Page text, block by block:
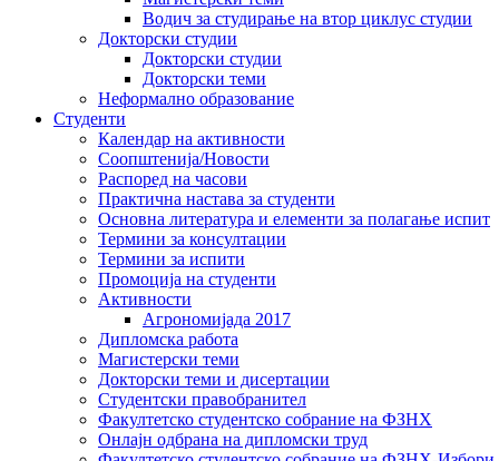
Водич за студирање на втор циклус студии
Докторски студии
Докторски студии
Докторски теми
Неформално образование
Студенти
Календар на активности
Соопштенија/Новости
Распоред на часови
Практична настава за студенти
Основна литература и елементи за полагање испит
Термини за консултации
Термини за испити
Промоција на студенти
Активности
Агрономијада 2017
Дипломска работа
Магистерски теми
Докторски теми и дисертации
Студентски правобранител
Факултетско студентско собрание на ФЗНХ
Онлајн одбрана на дипломски труд